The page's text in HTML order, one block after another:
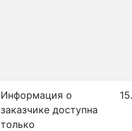
Информация о
заказчике доступна
только